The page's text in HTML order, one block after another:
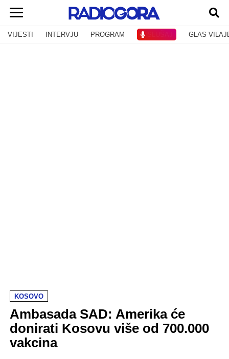
VIJESTI INTERVJU PROGRAM SLUŠAJ GLAS
KOSOVO
Ambasada SAD: Amerika će
donirati Kosovu više od 700.000
vakcina